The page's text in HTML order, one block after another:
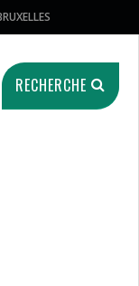
RECHERCHE